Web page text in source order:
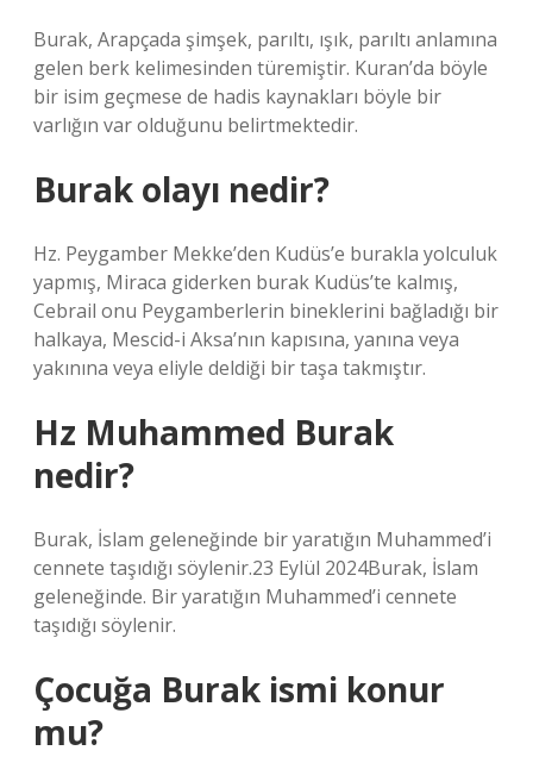
Burak, Arapçada şimşek, parıltı, ışık, parıltı anlamına
gelen berk kelimesinden türemiştir. Kuran’da böyle
bir isim geçmese de hadis kaynakları böyle bir
varlığın var olduğunu belirtmektedir.
Burak olayı nedir?
Hz. Peygamber Mekke’den Kudüs’e burakla yolculuk
yapmış, Miraca giderken burak Kudüs’te kalmış,
Cebrail onu Peygamberlerin bineklerini bağladığı bir
halkaya, Mescid-i Aksa’nın kapısına, yanına veya
yakınına veya eliyle deldiği bir taşa takmıştır.
Hz Muhammed Burak
nedir?
Burak, İslam geleneğinde bir yaratığın Muhammed’i
cennete taşıdığı söylenir.23 Eylül 2024Burak, İslam
geleneğinde. Bir yaratığın Muhammed’i cennete
taşıdığı söylenir.
Çocuğa Burak ismi konur
mu?